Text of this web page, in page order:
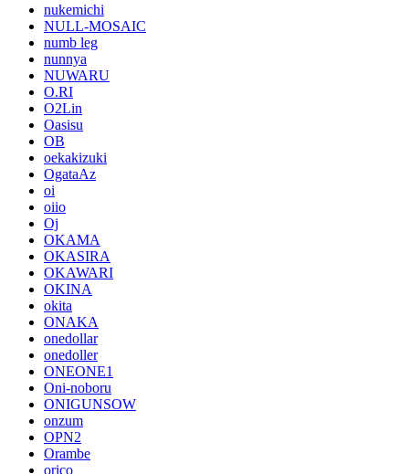
nukemichi
NULL-MOSAIC
numb leg
nunnya
NUWARU
O.RI
O2Lin
Oasisu
OB
oekakizuki
OgataAz
oi
oiio
Oj
OKAMA
OKASIRA
OKAWARI
OKINA
okita
ONAKA
onedollar
onedoller
ONEONE1
Oni-noboru
ONIGUNSOW
onzum
OPN2
Orambe
orico